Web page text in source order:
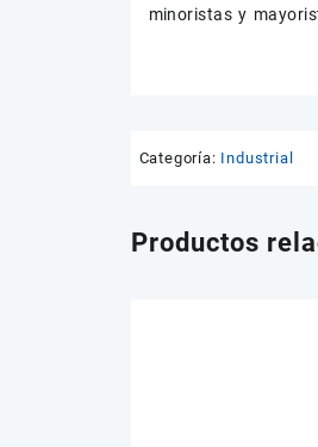
minoristas y
Categoría: Industrial
Productos